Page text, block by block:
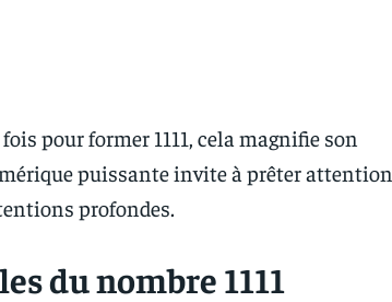
pour former 1111, cela magnifie son
puissante invite à prêter attention
profondes.
du nombre 1111